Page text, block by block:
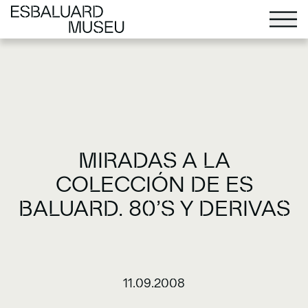
MIRADAS A LA
COLECCIÓN DE ES
BALUARD. 80’S Y DERIVAS
11.09.2008